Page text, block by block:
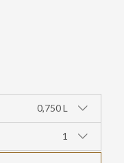
0,750 L
1